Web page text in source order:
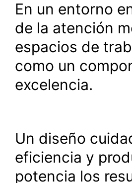
En un entorno
de la atención
espacios de
como un
excelencia.
Un diseño
eficiencia y
potencia los